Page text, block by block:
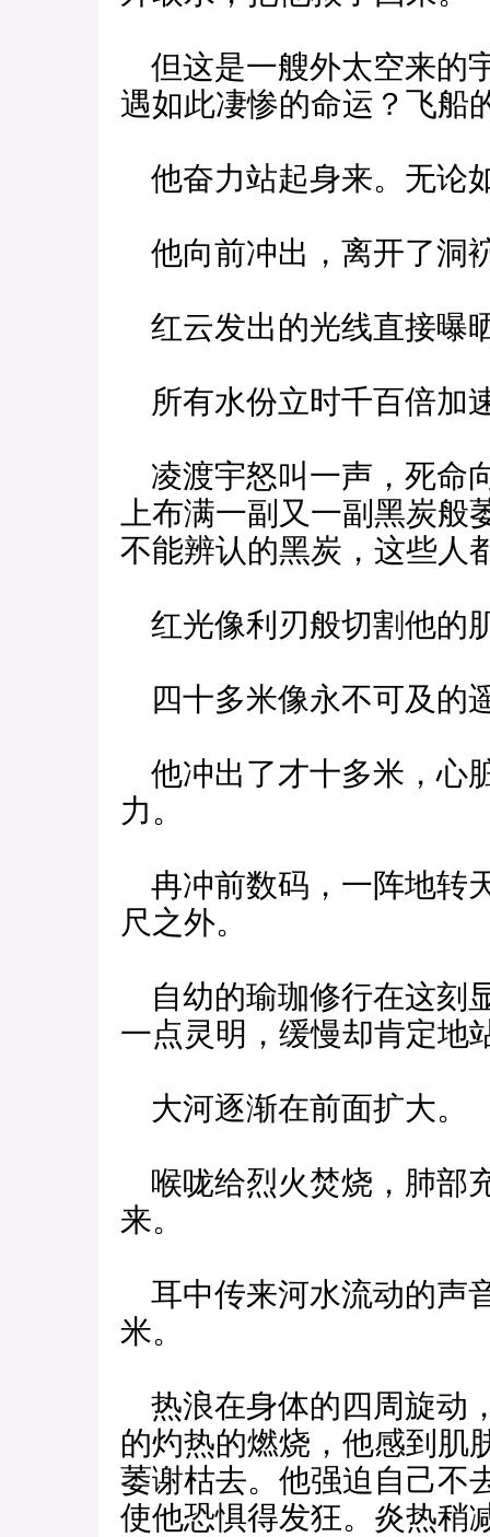
但这是一艘外太空来的
遇如此凄惨的命运？飞船
他奋力站起身来。无论
他向前冲出，离开了洞
红云发出的光线直接曝
所有水份立时千百倍加
凌渡宇怒叫一声，死命
上布满一副又一副黑炭
不能辨认的黑炭，这些人
红光像利刃般切割他的
四十多米像永不可及的
他冲出了才十多米，心
力。
冉冲前数码，一阵地转
尺之外。
自幼的瑜珈修行在这刻
一点灵明，缓慢却肯定地
大河逐渐在前面扩大。
喉咙给烈火焚烧，肺部
来。
耳中传来河水流动的声
米。
热浪在身体的四周旋动
的灼热的燃烧，他感到肌
萎谢枯去。他强迫自己不
使他恐惧得发狂。炎热稍